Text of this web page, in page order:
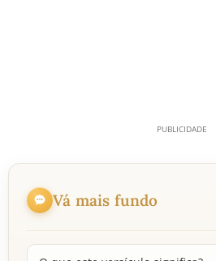
Vá mais fundo